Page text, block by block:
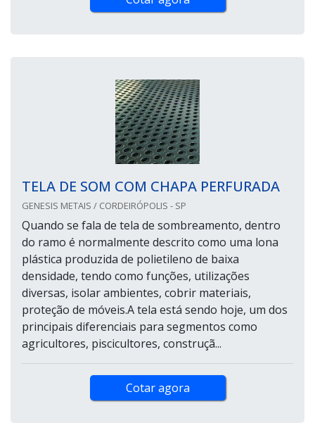
TELA DE SOM COM CHAPA PERFURADA
GENESIS METAIS / CORDEIRÓPOLIS - SP
Quando se fala de tela de sombreamento, dentro
do ramo é normalmente descrito como uma lona
plástica produzida de polietileno de baixa
densidade, tendo como funções, utilizações
diversas, isolar ambientes, cobrir materiais,
proteção de móveis.A tela está sendo hoje, um dos
principais diferenciais para segmentos como
agricultores, piscicultores, construçã...
Cotar agora